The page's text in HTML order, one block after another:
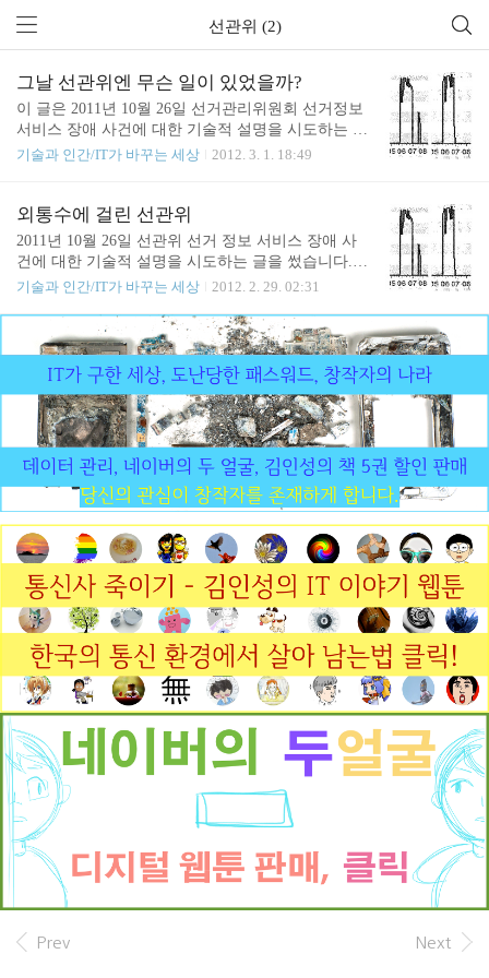
선관위 (2)
그날 선관위엔 무슨 일이 있었을까?
이 글은 2011년 10월 26일 선거관리위원회 선거정보
서비스 장애 사건에 대한 기술적 설명을 시도하는 글
입니다. 선관위가 공개한 정보가 제한적이고 수시로
한 맞도록 노력했습니다. 전문적인 내용이 많아 이해
할 수 있도록 소설 형식을 취했습니다. 보고서 등을
통해 밝혀진 작업 진행 시간과 외부에서 알 수 있었
대화, 업무 처리 방식, 업무 처리 주체는 특정 인물이
나 실제 사건과 무관한 상상입니다. 다만 업무 처리
과정에 대한 가상 상황은 일반적인 IT 현업의 상황과
유사하게 묘사했으며 사건의 발생 원인에 대한 추론
은 실제 업무를 수행하는 엔지니어들이 납득 가..
기술과 인간/IT가 바꾸는 세상 2012. 3. 1. 18:49
외통수에 걸린 선관위
2011년 10월 26일 선관위 선거 정보 서비스 장애 사
건에 대한 기술적 설명을 시도하는 글을 썼습니다.
지난 월요일 새벽에 오마이 뉴스에 송고한 상태라 수
서 제 입장은 "문제가 발생했을 때 이성적으로 설명
이 불가능한 상황이 충분히 일어날 수 있다"입니다.
각종 문건에 나타난 선관위에 대한 제 판단은 비상
상황에서 초보적인 대응조차 제대로 못한 무능한 조
직란 것이었습니다. 손가락 하나 까딱하지 않는 공무
원들, 문제가 발생했을 때 아무짝에도 쓸모 없는 갑
업체의 직원들, 책임 회피에만 관심 있는 지휘관
들…. 결국 문제 해결은 갑,을,병,정의 비정규직들의
몫이다. 이런 주제로 소설을 썼습니다. 여태까지 나
온 모든 자료를 모아 무능한 선관위의 모습을 풍자하
는 ..
기술과 인간/IT가 바꾸는 세상 2012. 2. 29. 02:31
Prev Next